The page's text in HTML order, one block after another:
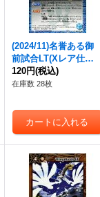
(2024/11)名誉ある御
前試合LT(Xレア仕様)
【C】{BSC45-093}
《青》
120円(税込)
在庫数 28枚